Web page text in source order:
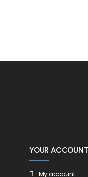
YOUR ACCOUNT
My account